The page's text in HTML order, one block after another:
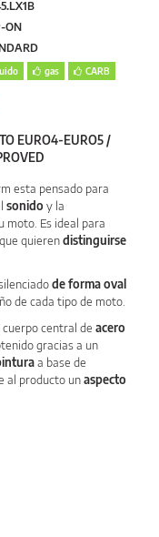
ON
gas CARB
EURO4-EURO5 /
esta pensado para
sonido y la
moto. Es ideal para
quierendistinguirse
de forma oval
de cada tipo de moto.
central de acero
gracias a un
a base de
al producto unaspecto